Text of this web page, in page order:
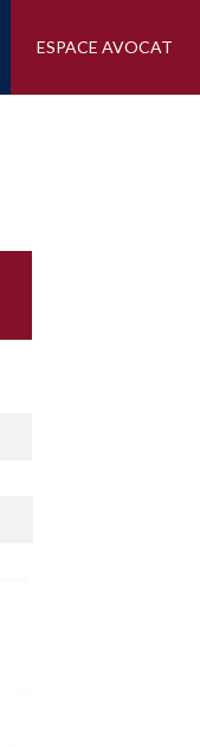
ESPACE AVOCAT